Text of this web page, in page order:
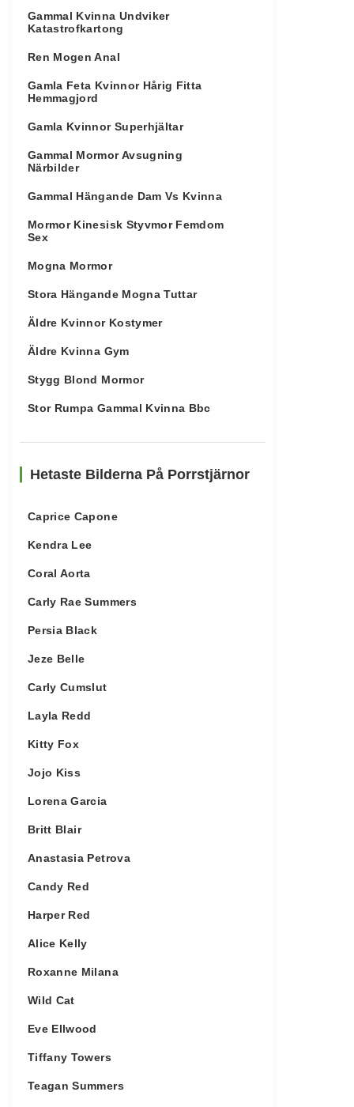
Gammal Kvinna Undviker
Katastrofkartong
Ren Mogen Anal
Gamla Feta Kvinnor Hårig Fitta
Hemmagjord
Gamla Kvinnor Superhjältar
Gammal Mormor Avsugning
Närbilder
Gammal Hängande Dam Vs Kvinna
Mormor Kinesisk Styvmor Femdom
Sex
Mogna Mormor
Stora Hängande Mogna Tuttar
Äldre Kvinnor Kostymer
Äldre Kvinna Gym
Stygg Blond Mormor
Stor Rumpa Gammal Kvinna Bbc
Hetaste Bilderna På Porrstjärnor
Caprice Capone
Kendra Lee
Coral Aorta
Carly Rae Summers
Persia Black
Jeze Belle
Carly Cumslut
Layla Redd
Kitty Fox
Jojo Kiss
Lorena Garcia
Britt Blair
Anastasia Petrova
Candy Red
Harper Red
Alice Kelly
Roxanne Milana
Wild Cat
Eve Ellwood
Tiffany Towers
Teagan Summers